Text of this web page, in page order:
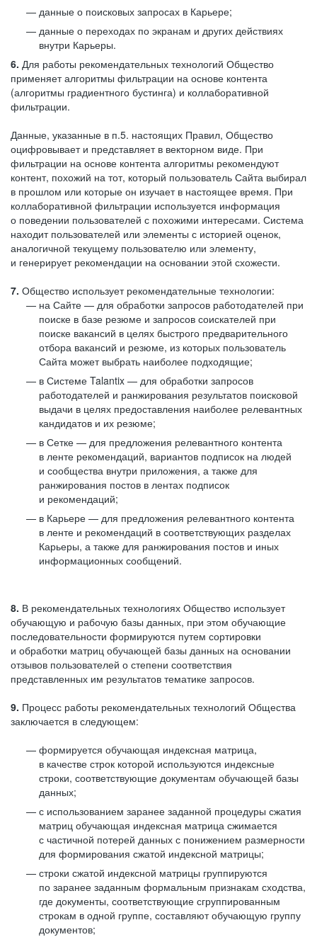
данные о поисковых запросах в Карьере;
данные о переходах по экранам и других действиях
внутри Карьеры.
6. Для работы рекомендательных технологий Общество
применяет алгоритмы фильтрации на основе контента
(алгоритмы градиентного бустинга) и коллаборативной
фильтрации.
Данные, указанные в п.5. настоящих Правил, Общество
оцифровывает и представляет в векторном виде. При
фильтрации на основе контента алгоритмы рекомендуют
контент, похожий на тот, который пользователь Сайта выбирал
в прошлом или которые он изучает в настоящее время. При
коллаборативной фильтрации используется информация
о поведении пользователей с похожими интересами. Система
находит пользователей или элементы с историей оценок,
аналогичной текущему пользователю или элементу,
и генерирует рекомендации на основании этой схожести.
7. Общество использует рекомендательные технологии:
на Сайте — для обработки запросов работодателей при
поиске в базе резюме и запросов соискателей при
поиске вакансий в целях быстрого предварительного
отбора вакансий и резюме, из которых пользователь
Сайта может выбрать наиболее подходящие;
в Системе Talantix — для обработки запросов
работодателей и ранжирования результатов поисковой
выдачи в целях предоставления наиболее релевантных
кандидатов и их резюме;
в Сетке — для предложения релевантного контента
в ленте рекомендаций, вариантов подписок на людей
и сообщества внутри приложения, а также для
ранжирования постов в лентах подписок
и рекомендаций;
в Карьере — для предложения релевантного контента
в ленте и рекомендаций в соответствующих разделах
Карьеры, а также для ранжирования постов и иных
информационных сообщений.
8. В рекомендательных технологиях Общество использует
обучающую и рабочую базы данных, при этом обучающие
последовательности формируются путем сортировки
и обработки матриц обучающей базы данных на основании
отзывов пользователей о степени соответствия
представленных им результатов тематике запросов.
9. Процесс работы рекомендательных технологий Общества
заключается в следующем:
формируется обучающая индексная матрица,
в качестве строк которой используются индексные
строки, соответствующие документам обучающей базы
данных;
с использованием заранее заданной процедуры сжатия
матриц обучающая индексная матрица сжимается
с частичной потерей данных с понижением размерности
для формирования сжатой индексной матрицы;
строки сжатой индексной матрицы группируются
по заранее заданным формальным признакам сходства,
где документы, соответствующие сгруппированным
строкам в одной группе, составляют обучающую группу
документов;